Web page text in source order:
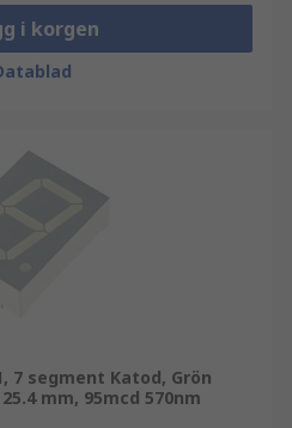
i korgen
7 segment Katod, Grön
mm, 95mcd 570nm